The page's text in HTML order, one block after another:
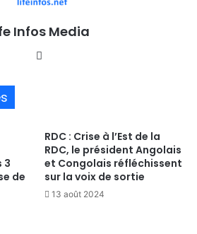
Infos Media
3
de
RDC : Crise à l’Est de la
RDC, le président Angolais
et Congolais réfléchissent
sur la voix de sortie
13 août 2024